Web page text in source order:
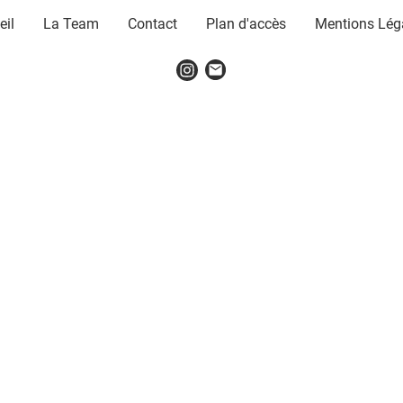
La Team Contact Plan d'accès Mentions